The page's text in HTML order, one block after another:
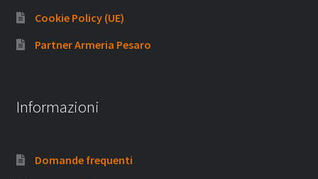
Cookie Policy (UE)
Partner Armeria Pesaro
Informazioni
Domande frequenti